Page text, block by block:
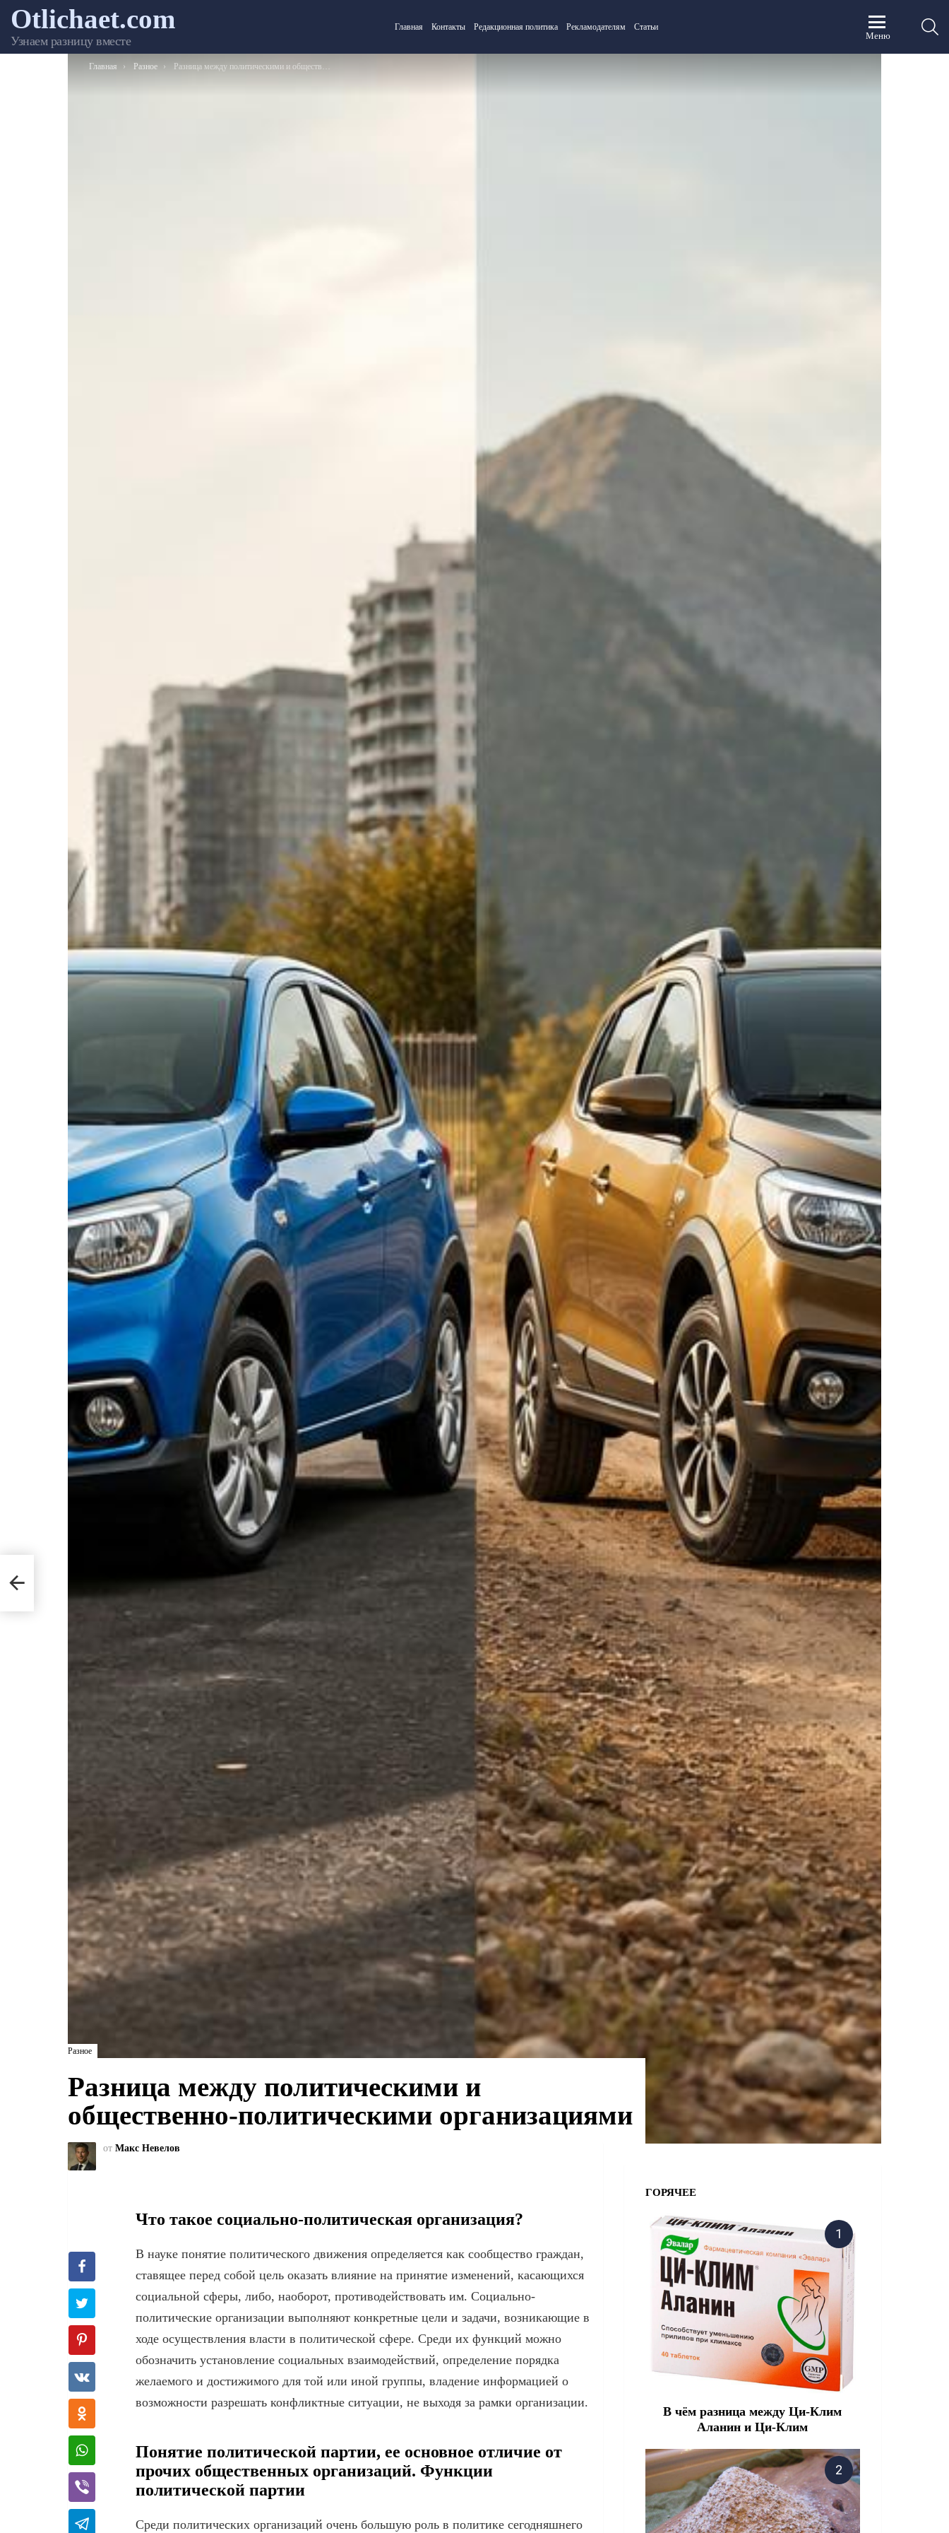
Otlichaet.com
Узнаем разницу вместе
Главная Контакты Редакционная политика Рекламодателям Статьи
Меню
Вы здесь:
Главная Разное Разница между политическими и общественно-политическими организациями
Разное
Разница между политическими и
общественно-политическими организациями
от Макс Невелов
Что такое социально-политическая организация?
В науке понятие политического движения определяется как сообщество граждан,
ставящее перед собой цель оказать влияние на принятие изменений, касающихся
социальной сферы, либо, наоборот, противодействовать им. Социально-
политические организации выполняют конкретные цели и задачи, возникающие в
ходе осуществления власти в политической сфере. Среди их функций можно
обозначить установление социальных взаимодействий, определение порядка
желаемого и достижимого для той или иной группы, владение информацией о
возможности разрешать конфликтные ситуации, не выходя за рамки организации.
Понятие политической партии, ее основное отличие от
прочих общественных организаций. Функции
политической партии
Среди политических организаций очень большую роль в политике сегодняшнего
ГОРЯЧЕЕ
В чём разница между Ци-Клим
Аланин и Ци-Клим